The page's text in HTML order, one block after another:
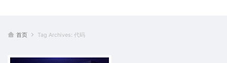
首页 Tag Archives: 代码